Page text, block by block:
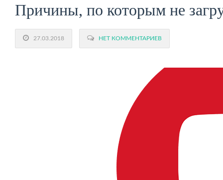
Причины, по которым не
27.03.2018 НЕТ КОММЕНТАРИЕВ